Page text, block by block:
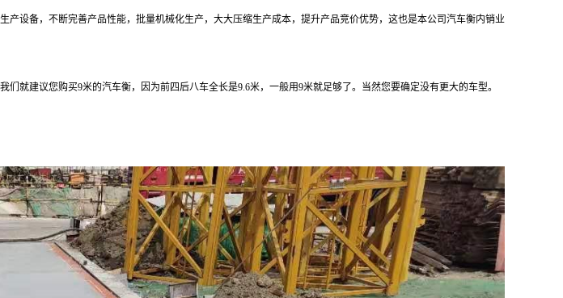
设备，不断完善产品性能，批量机械化生产，大大压缩生产成本，提升产品竞价优势，这也是本公司汽车衡内销业
们就建议您购买9米的汽车衡，因为前四后八车全长是9.6米，一般用9米就足够了。当然您要确定没有更大的车型。